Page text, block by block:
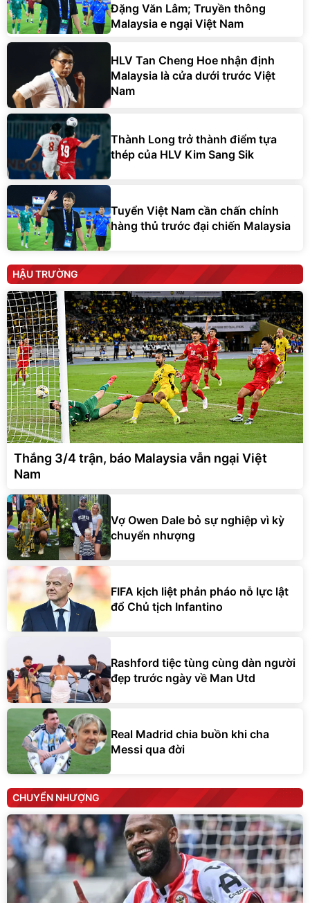
Đặng Văn Lâm; Truyền thông
Malaysia e ngại Việt Nam
HLV Tan Cheng Hoe nhận định
Malaysia là cửa dưới trước Việt
Nam
Thành Long trở thành điểm tựa
thép của HLV Kim Sang Sik
Tuyển Việt Nam cần chấn chỉnh
hàng thủ trước đại chiến Malaysia
HẬU TRƯỜNG
Thắng 3/4 trận, báo Malaysia vẫn ngại Việt
Nam
Vợ Owen Dale bỏ sự nghiệp vì kỳ
chuyển nhượng
FIFA kịch liệt phản pháo nỗ lực lật
đổ Chủ tịch Infantino
Rashford tiệc tùng cùng dàn người
đẹp trước ngày về Man Utd
Real Madrid chia buồn khi cha
Messi qua đời
CHUYỂN NHƯỢNG